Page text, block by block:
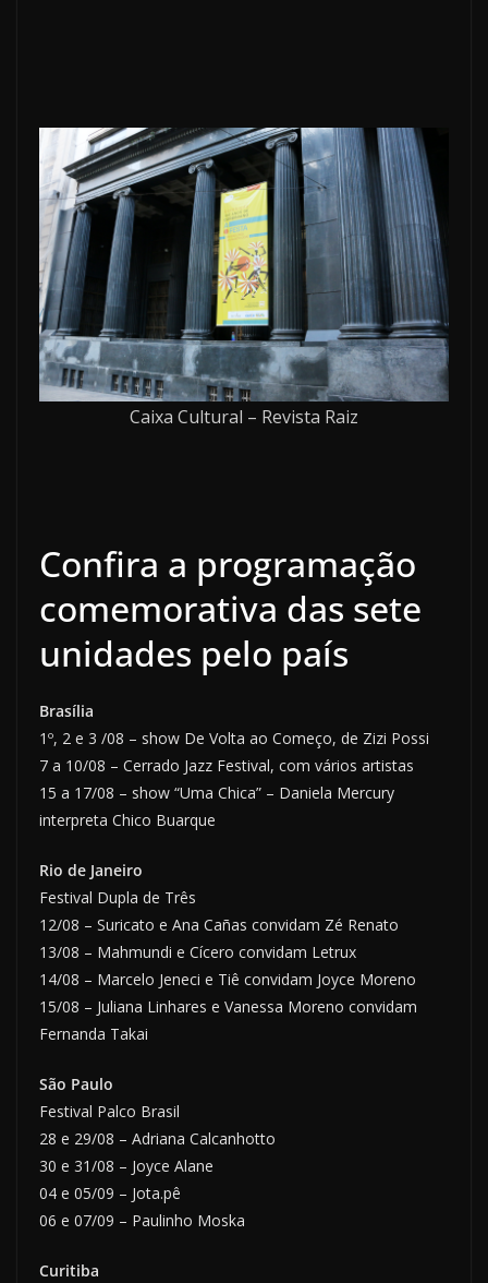
Caixa Cultural – Revista Raiz
Confira a programação
comemorativa das sete
unidades pelo país
Brasília
1º, 2 e 3 /08 – show De Volta ao Começo, de Zizi Possi
7 a 10/08 – Cerrado Jazz Festival, com vários artistas
15 a 17/08 – show “Uma Chica” – Daniela Mercury
interpreta Chico Buarque
Rio de Janeiro
Festival Dupla de Três
12/08 – Suricato e Ana Cañas convidam Zé Renato
13/08 – Mahmundi e Cícero convidam Letrux
14/08 – Marcelo Jeneci e Tiê convidam Joyce Moreno
15/08 – Juliana Linhares e Vanessa Moreno convidam
Fernanda Takai
São Paulo
Festival Palco Brasil
28 e 29/08 – Adriana Calcanhotto
30 e 31/08 – Joyce Alane
04 e 05/09 – Jota.pê
06 e 07/09 – Paulinho Moska
Curitiba